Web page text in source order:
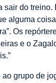
sair do
alguma
Os
e o
grupo de